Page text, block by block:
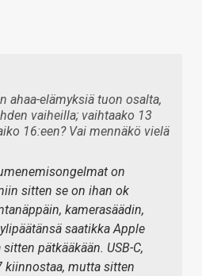
ahaa-elämyksiä tuon osalta,
vaiheilla; vaihtaako 13
16:een? Vai mennäkö vielä
on
sitten se on ihan ok
kamerasäädin,
saatikka Apple
pätkääkään. USB-C,
kiinnostaa, mutta sitten